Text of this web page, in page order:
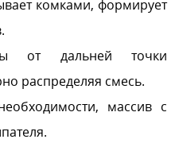
комками, формирует
от дальней точки
распределяя смесь.
массив с